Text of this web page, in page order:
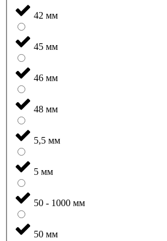
42 мм
45 мм
46 мм
48 мм
5,5 мм
5 мм
50 - 1000 мм
50 мм